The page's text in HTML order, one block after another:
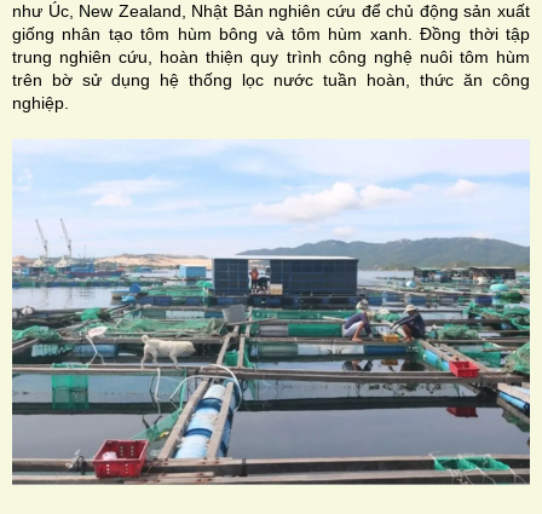
như Úc, New Zealand, Nhật Bản nghiên cứu để chủ động sản xuất
giống nhân tạo tôm hùm bông và tôm hùm xanh. Đồng thời tập
trung nghiên cứu, hoàn thiện quy trình công nghệ nuôi tôm hùm
trên bờ sử dụng hệ thống lọc nước tuần hoàn, thức ăn công
nghiệp.